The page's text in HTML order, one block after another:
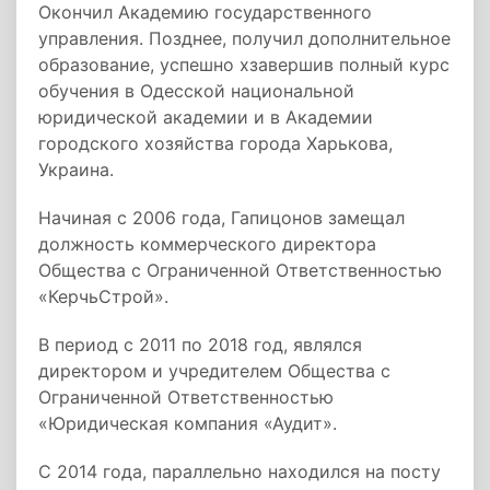
Окончил Академию государственного
управления. Позднее, получил дополнительное
образование, успешно хзавершив полный курс
обучения в Одесской национальной
юридической академии и в Академии
городского хозяйства города Харькова,
Украина.
Начиная с 2006 года, Гапицонов замещал
должность коммерческого директора
Общества с Ограниченной Ответственностью
«КерчьСтрой».
В период с 2011 по 2018 год, являлся
директором и учредителем Общества с
Ограниченной Ответственностью
«Юридическая компания «Аудит».
С 2014 года, параллельно находился на посту